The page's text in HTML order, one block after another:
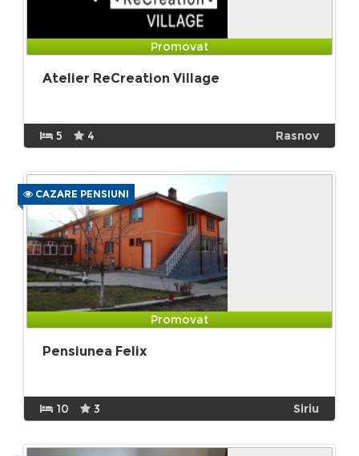
Promovat
Atelier ReCreation Village
5 4 Rasnov
CAZARE PENSIUNI
Promovat
Pensiunea Felix
10 3 Siriu